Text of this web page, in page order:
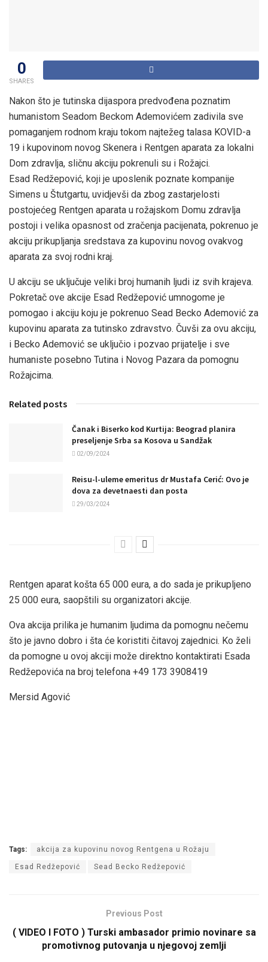
0
SHARES
Nakon što je tutinska dijaspora predvođena poznatim
humanistom Seadom Beckom Ademovićem zadivila sve
pomaganjem rodnom kraju tokom najtežeg talasa KOVID-a
19 i kupovinom novog Skenera i Rentgen aparata za lokalni
Dom zdravlja, sličnu akciju pokrenuli su i Rožajci.
Esad Redžepović, koji je uposlenik poznate kompanije
Simens u Štutgartu, uvidjevši da zbog zastarjelosti
postojećeg Rentgen aparata u rožajskom Domu zdravlja
postoji i velika opasnost od zračenja pacijenata, pokrenuo je
akciju prikupljanja sredstava za kupovinu novog ovakvog
aparata za svoj rodni kraj.
U akciju se uključuje veliki broj humanih ljudi iz svih krajeva.
Pokretač ove akcije Esad Redžepović umnogome je
pomogao i akciju koju je pokrenuo Sead Becko Ademović za
kupovinu aparata za tutinsko zdravstvo. Čuvši za ovu akciju,
i Becko Ademović se uključio i pozvao prijatelje i sve
humaniste posebno Tutina i Novog Pazara da pomognu
Rožajcima.
Related posts
Čanak i Biserko kod Kurtija: Beograd planira
preseljenje Srba sa Kosova u Sandžak
02/09/2024
Reisu-l-uleme emeritus dr Mustafa Cerić: Ovo je
dova za devetnaesti dan posta
29/03/2024
Rentgen aparat košta 65 000 eura, a do sada je prikupljeno
25 000 eura, saopštili su organizatori akcije.
Ova akcija prilika je humanim ljudima da pomognu nečemu
što je javno dobro i šta će koristiti čitavoj zajednici. Ko želi
da pomogne u ovoj akciji može direktno kontaktirati Esada
Redžepovića na broj telefona +49 173 3908419
Mersid Agović
Tags: akcija za kupovinu novog Rentgena u Rožaju
Esad Redžepović Sead Becko Redžepović
Previous Post
( VIDEO I FOTO ) Turski ambasador primio novinare sa
promotivnog putovanja u njegovoj zemlji